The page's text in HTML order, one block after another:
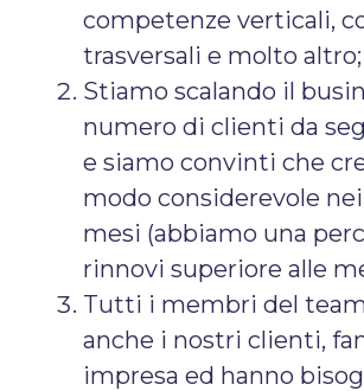
competenze verticali,
trasversali e molto altro;
Stiamo scalando il
numero di clienti da
e siamo convinti che
modo considerevole
mesi (abbiamo una
rinnovi superiore alle
Tutti i membri del
anche i nostri clienti,
impresa ed hanno